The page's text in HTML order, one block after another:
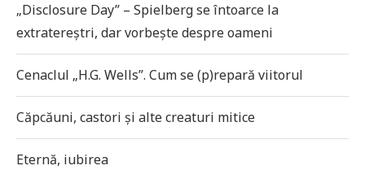
„Disclosure Day” – Spielberg se întoarce la
extratereștri, dar vorbește despre oameni
Cenaclul „H.G. Wells”. Cum se (p)repară viitorul
Căpcăuni, castori și alte creaturi mitice
Eternă, iubirea